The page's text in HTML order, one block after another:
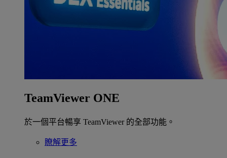
TeamViewer ONE
於一個平台暢享 TeamViewer 的全部功能。
瞭解更多